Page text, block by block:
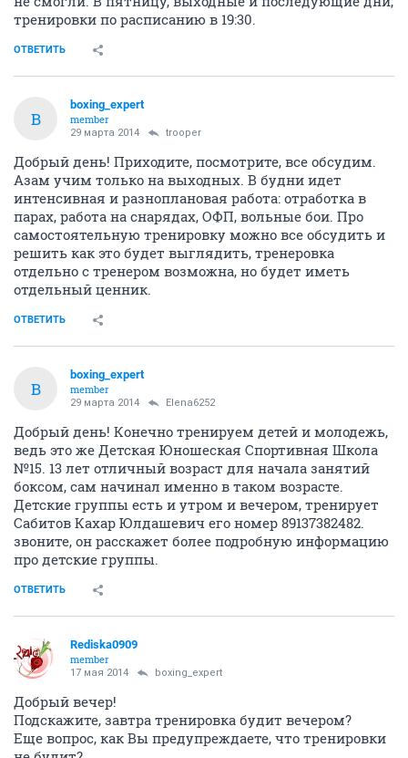
тренировки по расписанию в 19:30.
ОТВЕТИТЬ
B
boxing_expert
member
29 марта 2014 trooper
Добрый день! Приходите, посмотрите, все обсудим.
Азам учим только на выходных. В будни идет
интенсивная и разноплановая работа: отработка в
парах, работа на снарядах, ОФП, вольные бои. Про
самостоятельную тренировку можно все обсудить и
решить как это будет выглядить, тренеровка
отдельно с тренером возможна, но будет иметь
отдельный ценник.
ОТВЕТИТЬ
B
boxing_expert
member
29 марта 2014 Elena6252
Добрый день! Конечно тренируем детей и молодежь,
ведь это же Детская Юношеская Спортивная Школа
№15. 13 лет отличный возраст для начала занятий
боксом, сам начинал именно в таком возрасте.
Детские группы есть и утром и вечером, тренирует
Сабитов Кахар Юлдашевич его номер 89137382482.
звоните, он расскажет более подробную информацию
про детские группы.
ОТВЕТИТЬ
Rediska0909
member
17 мая 2014 boxing_expert
Добрый вечер!
Подскажите, завтра тренировка будит вечером?
Еще вопрос, как Вы предупреждаете, что тренировки